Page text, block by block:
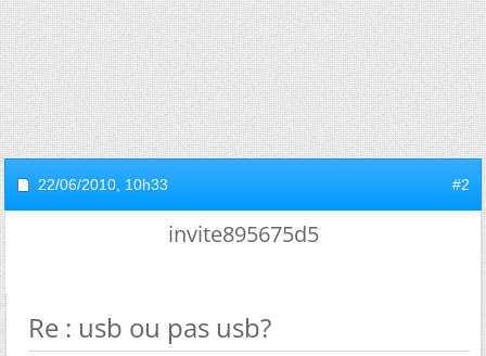
22/06/2010, 10h33 #2
invite895675d5
Re : usb ou pas usb?